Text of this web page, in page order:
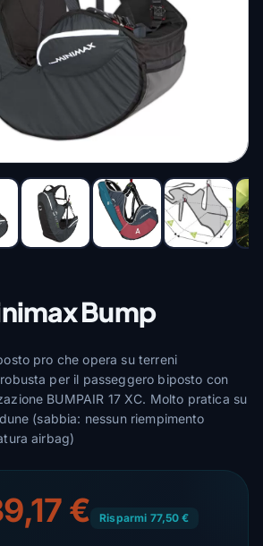
Bump
pro che opera su terreni
per il passeggero biposto con
BUMPAIR 17 XC. Molto pratica su
(sabbia: nessun riempimento
airbag)
€ Risparmi 77,50 €